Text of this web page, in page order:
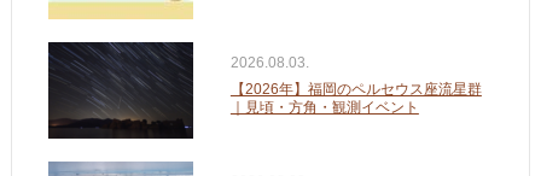
2026.08.03.
【2026年】福岡のペルセウス座流星群
｜見頃・方角・観測イベント